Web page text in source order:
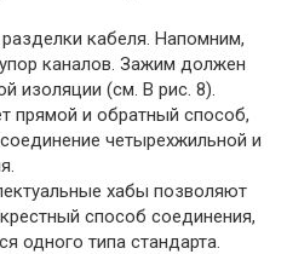
кабеля. Напомним,
каналов. Зажим должен
изоляции (см. В рис. 8).
прямой и обратный способ,
четырехжильной и
хабы позволяют
способ соединения,
одного типа стандарта.